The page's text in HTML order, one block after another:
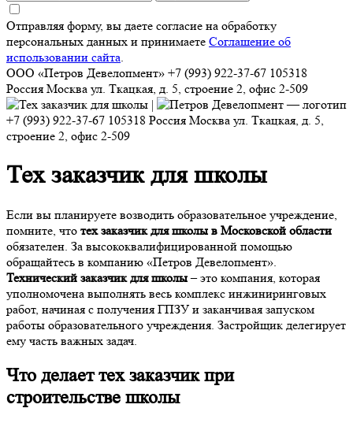
Отправляя форму, вы даете согласие на обработку
персональных данных и принимаете Соглашение об
использовании сайта.
ООО «Петров Девелопмент» +7 (993) 922-37-67 105318
Россия Москва ул. Ткацкая, д. 5, строение 2, офис 2-509
+7 (993) 922-37-67 105318 Россия Москва ул. Ткацкая, д. 5,
строение 2, офис 2-509
Тех заказчик для школы
Если вы планируете возводить образовательное учреждение,
помните, что тех заказчик для школы в Московской области
обязателен. За высококвалифицированной помощью
обращайтесь в компанию «Петров Девелопмент».
Технический заказчик для школы– это компания, которая
уполномочена выполнять весь комплекс инжиниринговых
работ, начиная с получения ГПЗУ и заканчивая запуском
работы образовательного учреждения. Застройщик делегирует
ему часть важных задач.
Что делаеттех заказчик при
строительстве школы